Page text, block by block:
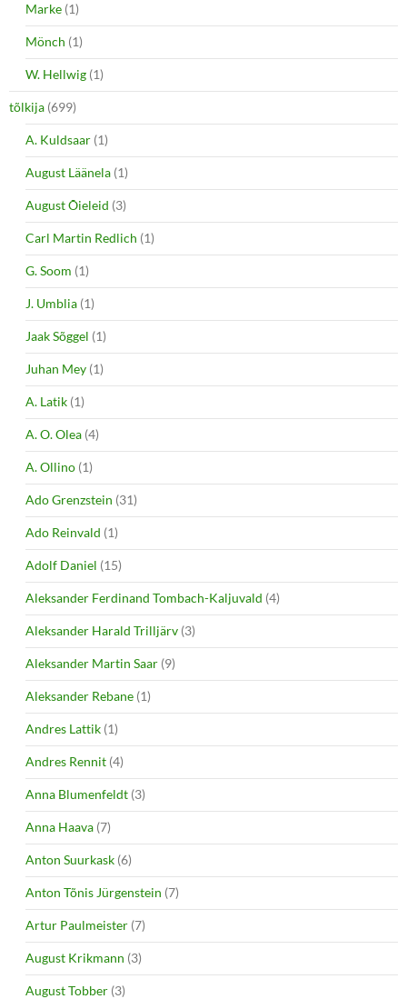
Marke (1)
Mönch (1)
W. Hellwig (1)
tõlkija (699)
A. Kuldsaar (1)
August Läänela (1)
August Õieleid (3)
Carl Martin Redlich (1)
G. Soom (1)
J. Umblia (1)
Jaak Sõggel (1)
Juhan Mey (1)
A. Latik (1)
A. O. Olea (4)
A. Ollino (1)
Ado Grenzstein (31)
Ado Reinvald (1)
Adolf Daniel (15)
Aleksander Ferdinand Tombach-Kaljuvald (4)
Aleksander Harald Trilljärv (3)
Aleksander Martin Saar (9)
Aleksander Rebane (1)
Andres Lattik (1)
Andres Rennit (4)
Anna Blumenfeldt (3)
Anna Haava (7)
Anton Suurkask (6)
Anton Tõnis Jürgenstein (7)
Artur Paulmeister (7)
August Krikmann (3)
August Tobber (3)